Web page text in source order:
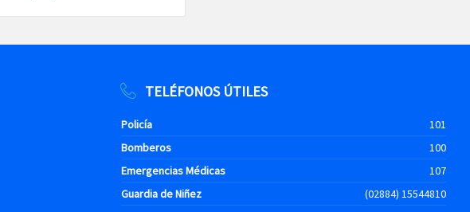
TELÉFONOS ÚTILES
Policía
101
Bomberos
100
Emergencias Médicas
107
Guardia de Niñez
(02884) 15544810